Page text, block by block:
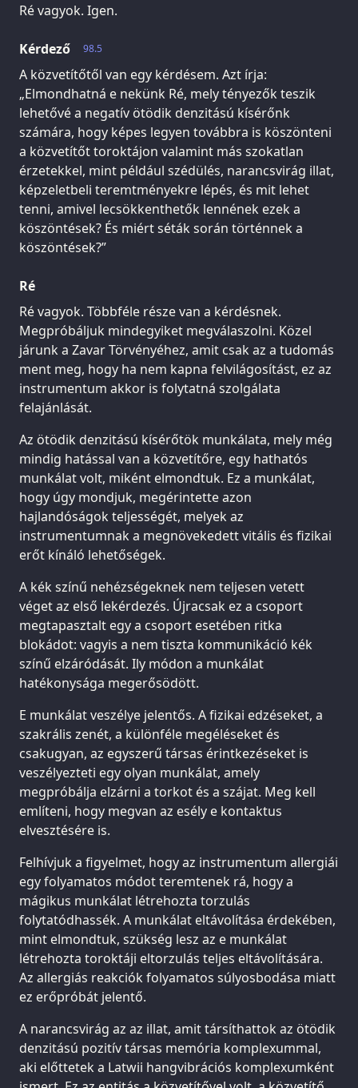
Ré vagyok. Igen.
98.5
Kérdező
A közvetítőtől van egy kérdésem. Azt írja:
„Elmondhatná e nekünk Ré, mely tényezők teszik
lehetővé a negatív ötödik denzitású kísérőnk
számára, hogy képes legyen továbbra is köszönteni
a közvetítőt toroktájon valamint más szokatlan
érzetekkel, mint például szédülés, narancsvirág illat,
képzeletbeli teremtményekre lépés, és mit lehet
tenni, amivel lecsökkenthetők lennének ezek a
köszöntések? És miért séták során történnek a
köszöntések?”
Ré
Ré vagyok. Többféle része van a kérdésnek.
Megpróbáljuk mindegyiket megválaszolni. Közel
járunk a Zavar Törvényéhez, amit csak az a tudomás
ment meg, hogy ha nem kapna felvilágosítást, ez az
instrumentum akkor is folytatná szolgálata
felajánlását.
Az ötödik denzitású kísérőtök munkálata, mely még
mindig hatással van a közvetítőre, egy hathatós
munkálat volt, miként elmondtuk. Ez a munkálat,
hogy úgy mondjuk, megérintette azon
hajlandóságok teljességét, melyek az
instrumentumnak a megnövekedett vitális és fizikai
erőt kínáló lehetőségek.
A kék színű nehézségeknek nem teljesen vetett
véget az első lekérdezés. Újracsak ez a csoport
megtapasztalt egy a csoport esetében ritka
blokádot: vagyis a nem tiszta kommunikáció kék
színű elzáródását. Ily módon a munkálat
hatékonysága megerősödött.
E munkálat veszélye jelentős. A fizikai edzéseket, a
szakrális zenét, a különféle megéléseket és
csakugyan, az egyszerű társas érintkezéseket is
veszélyezteti egy olyan munkálat, amely
megpróbálja elzárni a torkot és a szájat. Meg kell
említeni, hogy megvan az esély e kontaktus
elvesztésére is.
Felhívjuk a figyelmet, hogy az instrumentum allergiái
egy folyamatos módot teremtenek rá, hogy a
mágikus munkálat létrehozta torzulás
folytatódhassék. A munkálat eltávolítása érdekében,
mint elmondtuk, szükség lesz az e munkálat
létrehozta toroktáji eltorzulás teljes eltávolítására.
Az allergiás reakciók folyamatos súlyosbodása miatt
ez erőpróbát jelentő.
A narancsvirág az az illat, amit társíthattok az ötödik
denzitású pozitív társas memória komplexummal,
aki előttetek a Latwii hangvibrációs komplexumként